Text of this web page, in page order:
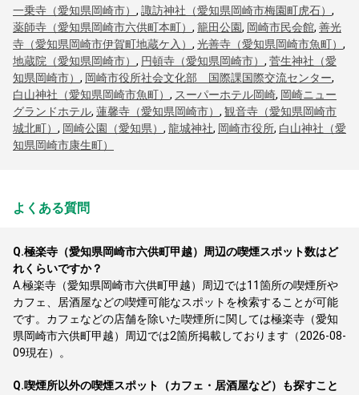
一乗寺（愛知県岡崎市） , 諏訪神社（愛知県岡崎市梅園町虎石） ,
薬師寺（愛知県岡崎市六供町本町） , 籠田公園, 岡崎市民会館, 善光
寺（愛知県岡崎市伊賀町地蔵ケ入） , 光善寺（愛知県岡崎市魚町） ,
地蔵院（愛知県岡崎市） , 円頓寺（愛知県岡崎市） , 菅生神社（愛
知県岡崎市） , 岡崎市役所社会文化部 国際課国際交流センター,
白山神社（愛知県岡崎市魚町） , スーパーホテル岡崎, 岡崎ニュー
グランドホテル, 蓮馨寺（愛知県岡崎市） , 観音寺（愛知県岡崎市
城北町） , 岡崎公園（愛知県） , 龍城神社, 岡崎市役所, 白山神社（愛
知県岡崎市康生町）
よくある質問
Q.極楽寺（愛知県岡崎市六供町甲越）周辺の喫煙スポット数はど
れくらいですか？
A.極楽寺（愛知県岡崎市六供町甲越）周辺では11箇所の喫煙所や
カフェ、居酒屋などの喫煙可能なスポットを検索することが可能
です。カフェなどの店舗を除いた喫煙所に関しては極楽寺（愛知
県岡崎市六供町甲越）周辺では2箇所掲載しております（2026-08-
09現在）。
Q.喫煙所以外の喫煙スポット（カフェ・居酒屋など）も探すこと